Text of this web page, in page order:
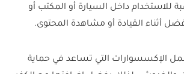
للاستخدام داخل السيارة أو المكتب أو
أفضل أثناء القيادة أو مشاهدة المحتوى.
الإكسسوارات التي تساعد في حماية